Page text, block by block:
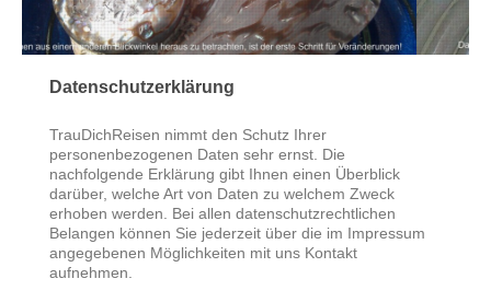
Datenschutzerklärung
TrauDichReisen nimmt den Schutz Ihrer
personenbezogenen Daten sehr ernst. Die
nachfolgende Erklärung gibt Ihnen einen Überblick
darüber, welche Art von Daten zu welchem Zweck
erhoben werden. Bei allen datenschutzrechtlichen
Belangen können Sie jederzeit über die im Impressum
angegebenen Möglichkeiten mit uns Kontakt
aufnehmen.